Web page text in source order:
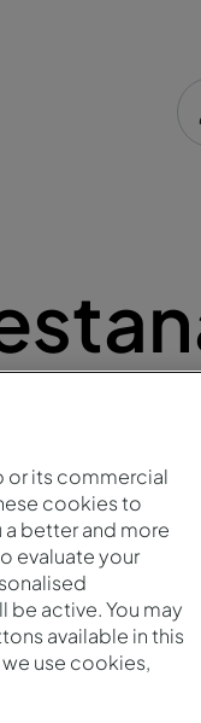
or its commercial
cookies to
better and more
evaluate your
active. You may
available in this
use cookies,